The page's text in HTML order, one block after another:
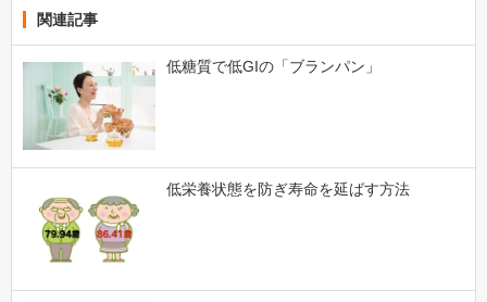
関連記事
低糖質で低GIの「ブランパン」
低栄養状態を防ぎ寿命を延ばす方法